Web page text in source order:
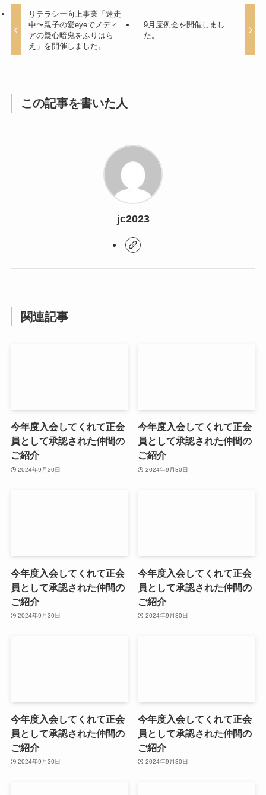
リテラシー向上事業「迷走
中〜親子の愛eyeでメディ
アの疑心暗鬼をふりはら
え」を開催しました。
9月度例会を開催しまし
た。
この記事を書いた人
jc2023
関連記事
今年度入会してくれて正会
員として承認された仲間の
ご紹介
2024年9月30日
今年度入会してくれて正会
員として承認された仲間の
ご紹介
2024年9月30日
今年度入会してくれて正会
員として承認された仲間の
ご紹介
2024年9月30日
今年度入会してくれて正会
員として承認された仲間の
ご紹介
2024年9月30日
今年度入会してくれて正会
員として承認された仲間の
ご紹介
2024年9月30日
今年度入会してくれて正会
員として承認された仲間の
ご紹介
2024年9月30日